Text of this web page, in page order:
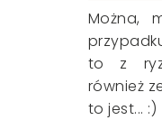
Można,
to z
również
to jest... :)